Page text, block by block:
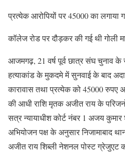
प्रत्येक आरोपियों पर 45000 का लगाया
कॉलेज रोड पर दौड़कर की गई थी गोली
आजमगढ़, 21 वर्ष पूर्व छात्र संघ चुनाव
हत्याकांड के मुकदमे में सुनवाई के बाद
कारावास तथा प्रत्येक को 45000 रुपए
की आधी राशि मृतक अजीत राय के
सत्र न्यायाधीश कोर्ट नंबर 1 अजय कुमार
अभियोजन पक्ष के अनुसार निजामाबाद
अजीत राय शिब्ली नेशनल पोस्ट ग्रेजुएट